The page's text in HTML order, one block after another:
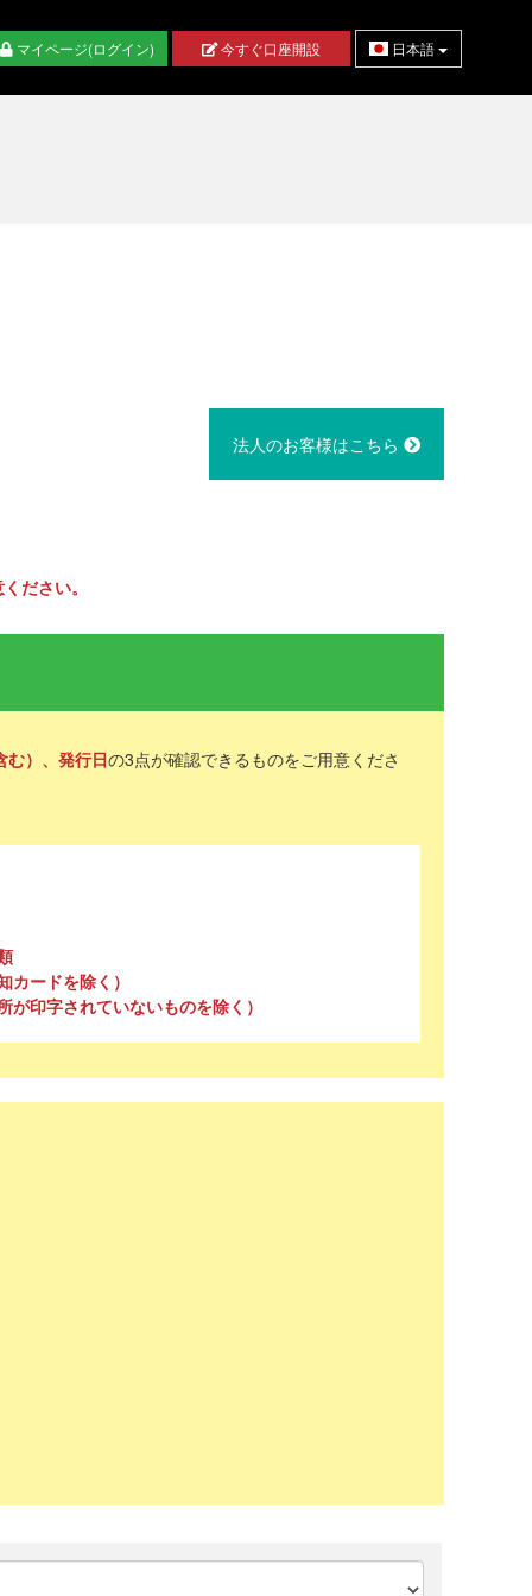
マイページ(ログイン) 今すぐ口座開設 日本語
法人のお客様はこちら
ださい。
む）、発行日の3点が確認できるものをご用意くださ
ードを除く）
印字されていないものを除く）